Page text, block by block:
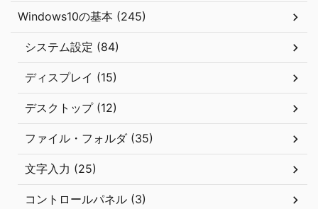
Windows10の基本 (245)
システム設定 (84)
ディスプレイ (15)
デスクトップ (12)
ファイル・フォルダ (35)
文字入力 (25)
コントロールパネル (3)